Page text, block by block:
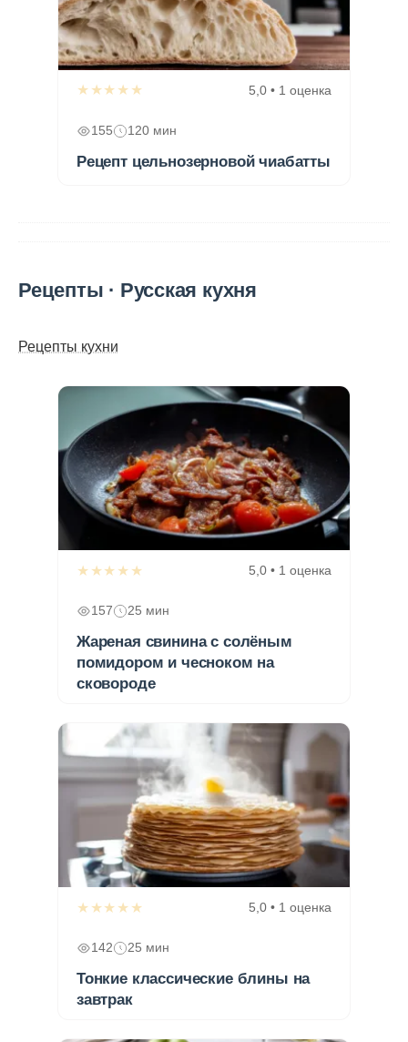
★★★★★ 5,0 • 1 оценка
155 120 мин
Рецепт цельнозерновой чиабатты
Рецепты · Русская кухня
Рецепты кухни
★★★★★ 5,0 • 1 оценка
157 25 мин
Жареная свинина с солёным
помидором и чесноком на
сковороде
★★★★★ 5,0 • 1 оценка
142 25 мин
Тонкие классические блины на
завтрак